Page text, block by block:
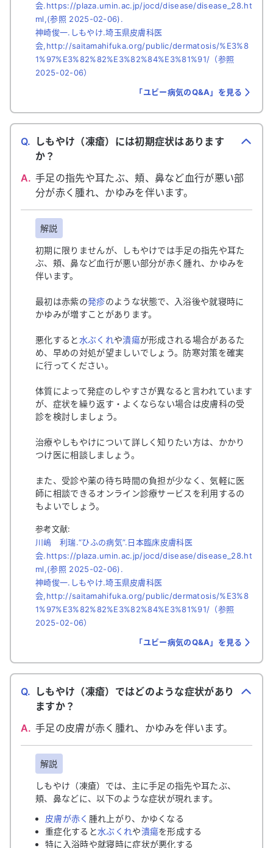
会.https://plaza.umin.ac.jp/jocd/disease/disease_28.ht
ml,(参照 2025-02-06).
神崎俊一.しもやけ.埼玉県皮膚科医
会,http://saitamahifuka.org/public/dermatosis/%E3%8
1%97%E3%82%82%E3%82%84%E3%81%91/（参照
2025-02-06）
「ユビー病気のQ&A」を見る
Q. しもやけ（凍瘡）には初期症状はあります
か？
A. 手足の指先や耳たぶ、頬、鼻など血行が悪い部
分が赤く腫れ、かゆみを伴います。
解説
初期に限りませんが、しもやけでは手足の指先や耳た
ぶ、頬、鼻など血行が悪い部分が赤く腫れ、かゆみを
伴います。
最初は赤紫の発疹のような状態で、入浴後や就寝時に
かゆみが増すことがあります。
悪化すると水ぶくれや潰瘍が形成される場合があるた
め、早めの対処が望ましいでしょう。防寒対策を確実
に行ってください。
体質によって発症のしやすさが異なると言われています
が、症状を繰り返す・よくならない場合は皮膚科の受
診を検討しましょう。
治療やしもやけについて詳しく知りたい方は、かかり
つけ医に相談しましょう。
また、受診や薬の待ち時間の負担が少なく、気軽に医
師に相談できるオンライン診療サービスを利用するの
もよいでしょう。
参考文献:
川嶋 利瑞.“ひふの病気”.日本臨床皮膚科医
会.https://plaza.umin.ac.jp/jocd/disease/disease_28.ht
ml,(参照 2025-02-06).
神崎俊一.しもやけ.埼玉県皮膚科医
会,http://saitamahifuka.org/public/dermatosis/%E3%8
1%97%E3%82%82%E3%82%84%E3%81%91/（参照
2025-02-06）
「ユビー病気のQ&A」を見る
Q. しもやけ（凍瘡）ではどのような症状があり
ますか？
A. 手足の皮膚が赤く腫れ、かゆみを伴います。
解説
しもやけ（凍瘡）では、主に手足の指先や耳たぶ、
頬、鼻などに、以下のような症状が現れます。
皮膚が赤く 腫れ上がり、かゆくなる
重症化すると水ぶくれや潰瘍を形成する
特に入浴時や就寝時に症状が悪化する